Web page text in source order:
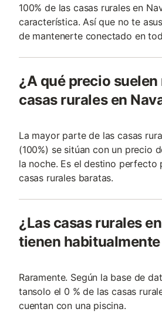
100% de las casas rurales en
característica. Así que no te
de mantenerte conectado en
¿A qué precio
casas rurales en
La mayor parte de las casas
(100%) se sitúan con un precio
la noche. Es el destino perfecto
casas rurales baratas.
¿Las casas rurales
tienen
Raramente. Según la base de
tansolo el 0 % de las casas
cuentan con una piscina.